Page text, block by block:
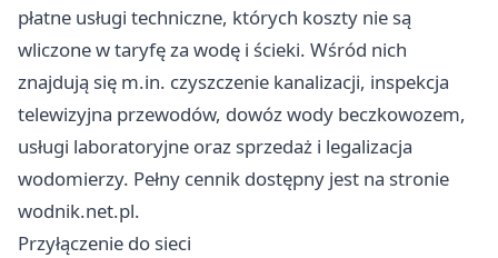
płatne usługi techniczne, których koszty nie są
wliczone w taryfę za wodę i ścieki. Wśród nich
znajdują się m.in. czyszczenie kanalizacji, inspekcja
telewizyjna przewodów, dowóz wody beczkowozem,
usługi laboratoryjne oraz sprzedaż i legalizacja
wodomierzy. Pełny cennik dostępny jest na stronie
wodnik.net.pl.
Przyłączenie do sieci